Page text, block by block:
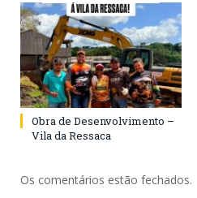
Obra de Desenvolvimento –
Vila da Ressaca
Os comentários estão fechados.